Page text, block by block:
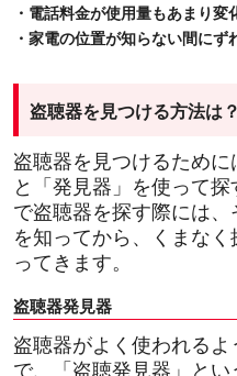
・電話料金が使用量もあまり
・家電の位置が知らない間にず
盗聴器を見つける方法は？
盗聴器を見つけるために
と「発見器」を使って
で盗聴器を探す際には
を知ってから、くまな
ってきます。
盗聴器発見器
盗聴器がよく使われる
で、「盗聴発見器」と